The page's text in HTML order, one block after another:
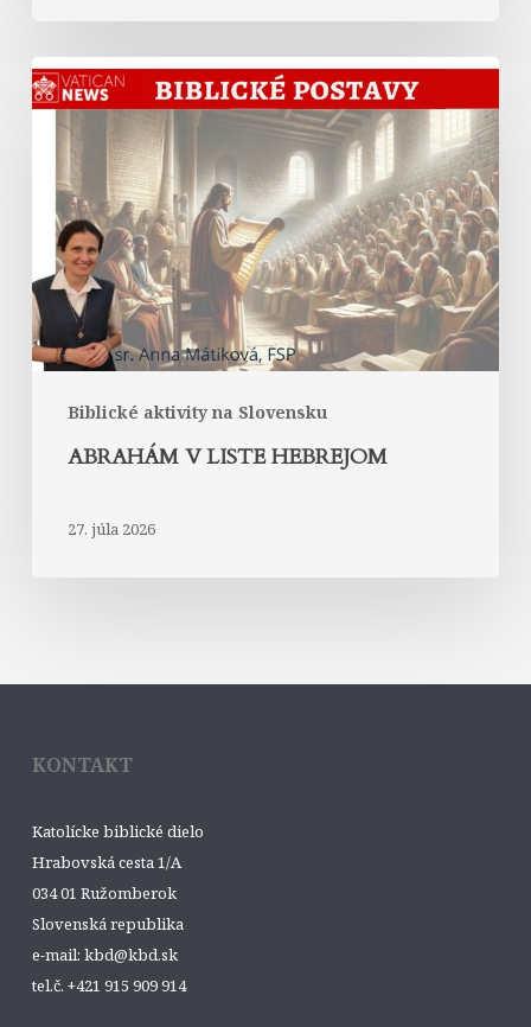
Biblické aktivity na Slovensku
Abrahám
v
Liste
Hebrejom
ABRAHÁM V LISTE HEBREJOM
27. júla 2026
KONTAKT
Katolícke biblické dielo
Hrabovská cesta 1/A
034 01 Ružomberok
Slovenská republika
e-mail: kbd@kbd.sk
tel.č. +421 915 909 914